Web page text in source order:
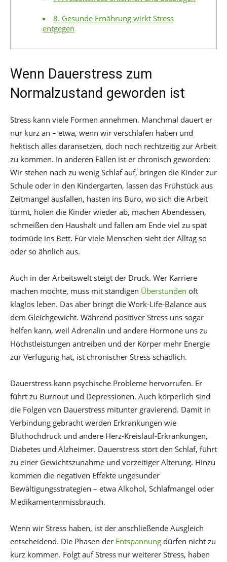
8. Gesunde Ernährung wirkt Stress
entgegen
Wenn Dauerstress zum
Normalzustand geworden ist
Stress kann viele Formen annehmen. Manchmal dauert er
nur kurz an – etwa, wenn wir verschlafen haben und
hektisch alles daransetzen, doch noch rechtzeitig zur Arbeit
zu kommen. In anderen Fällen ist er chronisch geworden:
Wir stehen nach zu wenig Schlaf auf, bringen die Kinder zur
Schule oder in den Kindergarten, lassen das Frühstück aus
Zeitmangel ausfallen, hasten ins Büro, wo sich die Arbeit
türmt, holen die Kinder wieder ab, machen Abendessen,
schmeißen den Haushalt und fallen am Ende viel zu spät
todmüde ins Bett. Für viele Menschen sieht der Alltag so
oder so ähnlich aus.
Auch in der Arbeitswelt steigt der Druck. Wer Karriere
machen möchte, muss mit ständigen Überstunden oft
klaglos leben. Das aber bringt die Work-Life-Balance aus
dem Gleichgewicht. Während positiver Stress uns sogar
helfen kann, weil Adrenalin und andere Hormone uns zu
Höchstleistungen antreiben und der Körper mehr Energie
zur Verfügung hat, ist chronischer Stress schädlich.
Dauerstress kann psychische Probleme hervorrufen. Er
führt zu Burnout und Depressionen. Auch körperlich sind
die Folgen von Dauerstress mitunter gravierend. Damit in
Verbindung gebracht werden Erkrankungen wie
Bluthochdruck und andere Herz-Kreislauf-Erkrankungen,
Diabetes und Alzheimer. Dauerstress stört den Schlaf, führt
zu einer Gewichtszunahme und vorzeitiger Alterung. Hinzu
kommen die negativen Effekte ungesunder
Bewältigungsstrategien – etwa Alkohol, Schlafmangel oder
Medikamentenmissbrauch.
Wenn wir Stress haben, ist der anschließende Ausgleich
entscheidend. Die Phasen der Entspannung dürfen nicht zu
kurz kommen. Folgt auf Stress nur weiterer Stress, haben